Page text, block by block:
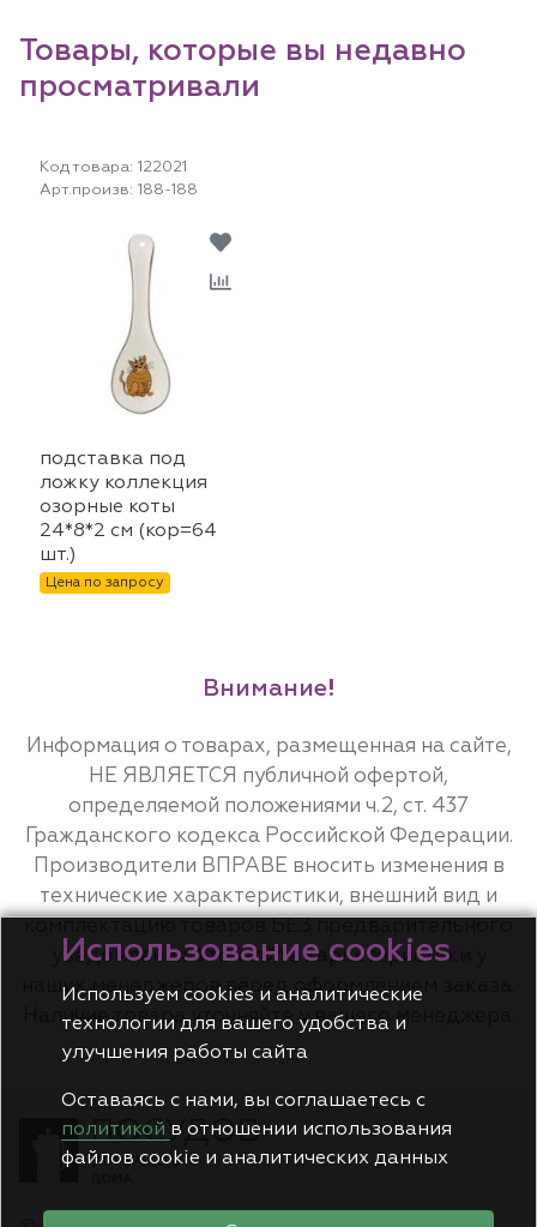
Товары, которые вы недавно
просматривали
Код товара: 122021
Арт.произв: 188-188
подставка под
ложку коллекция
озорные коты
24*8*2 см (кор=64
шт.)
Цена по запросу
Внимание!
Информация о товарах, размещенная на сайте,
НЕ ЯВЛЯЕТСЯ публичной офертой,
определяемой положениями ч.2, ст. 437
Гражданского кодекса Российской Федерации.
Производители ВПРАВЕ вносить изменения в
технические характеристики, внешний вид и
уведомления. Уточняйте характеристики у
наших менеджеров перед оформлением заказа.
Наличие товара уточняйте у вашего менеджера.
Использование cookies
Используем cookies и аналитические
технологии для вашего удобства и
улучшения работы сайта
Оставаясь с нами, вы соглашаетесь с
политикой в отношении использования
файлов cookie и аналитических данных